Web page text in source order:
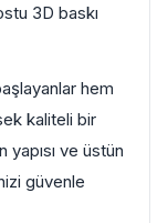
3D baskı
hem
kaliteli bir
ve üstün
güvenle